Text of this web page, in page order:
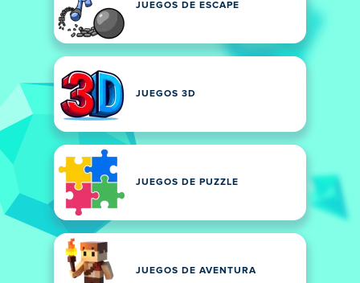
JUEGOS DE ESCAPE
JUEGOS 3D
JUEGOS DE PUZZLE
JUEGOS DE AVENTURA